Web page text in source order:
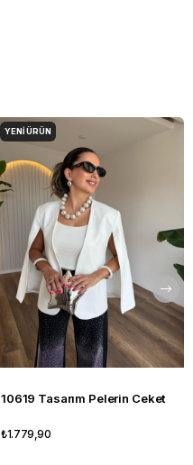
10619 Tasarım Pelerin Ceket
₺1.779,90
YENI ÜRÜN